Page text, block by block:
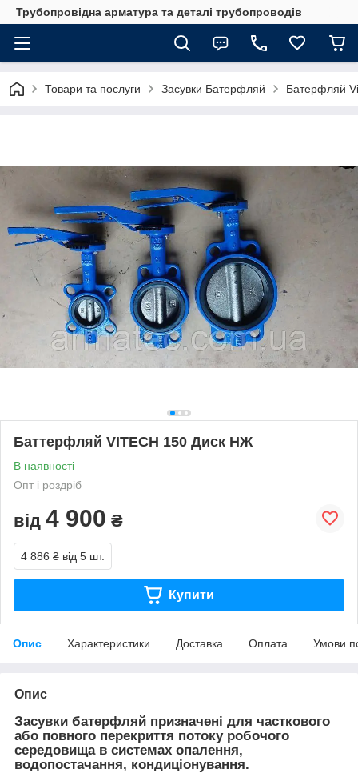
Трубопровідна арматура та деталі трубопроводів
Товари та послуги Засувки Батерфляй Батерфляй
Баттерфляй VITECH 150 Диск НЖ
В наявності
Опт і роздріб
від 4 900 ₴
4 886 ₴ від 5 шт.
Купити
Опис Характеристики Доставка Оплата Умови
Опис
Засувки батерфляй призначені для часткового
або повного перекриття потоку робочого
середовища в системах опалення,
водопостачання, кондиціонування.